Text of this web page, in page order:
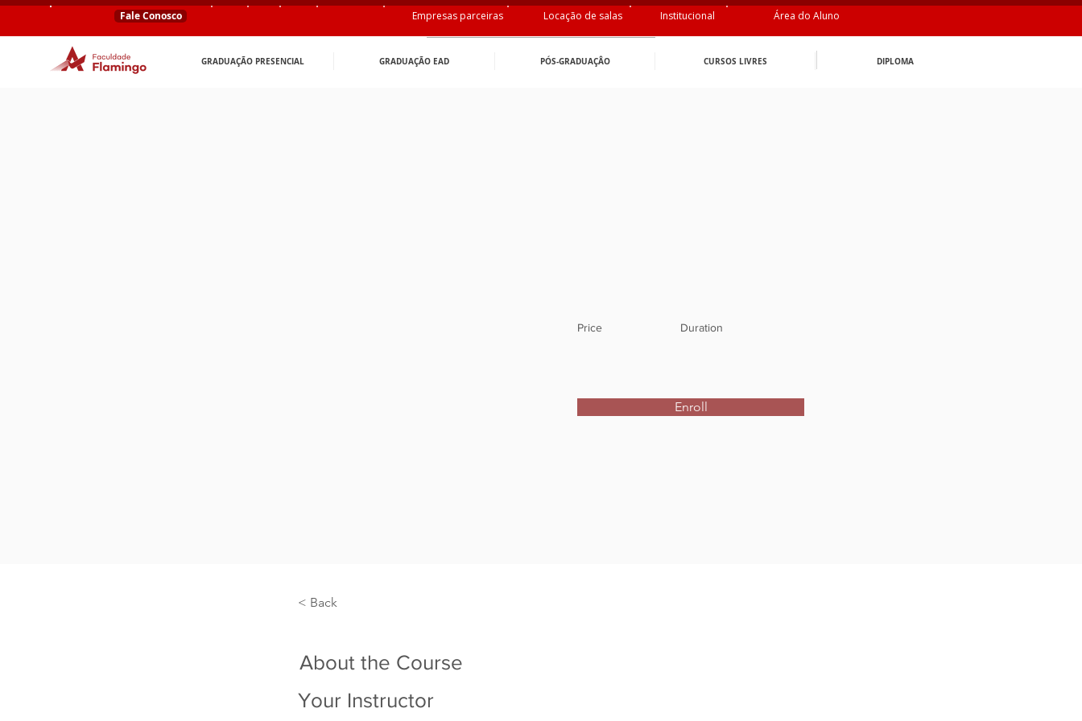
Fale Conosco Locação de salas Institucional
Empresas parceiras Área do Aluno
GRADUAÇÃO PRESENCIAL GRADUAÇÃO EAD PÓS-GRADUAÇÂO CURSOS LIVRES DIPLOMA
Price Duration
Enroll
< Back
About the Course
Your Instructor